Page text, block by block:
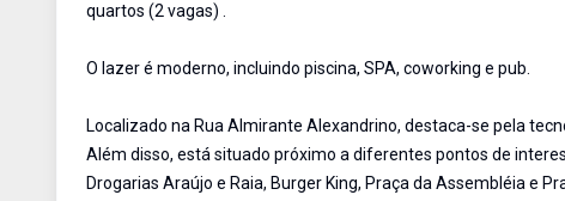
quartos (2 vagas) .
O lazer é moderno, incluindo piscina, SPA, coworking e pub.
Localizado na Rua Almirante Alexandrino, destaca-se pela
Além disso, está situado próximo a diferentes pontos de
Drogarias Araújo e Raia, Burger King, Praça da Assembléia e